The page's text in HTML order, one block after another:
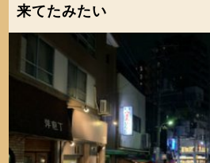
来てたみたい